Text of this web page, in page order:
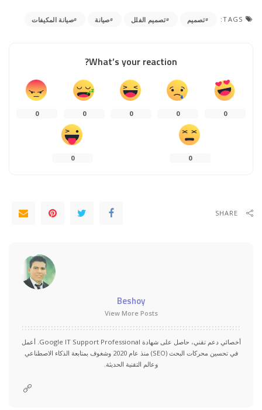
TAGS: تصميم تصميم الفلل صيانة صيانة المكيفات
What’s your reaction?
0
0
0
0
0
0
0
SHARE
Beshoy
View More Posts
أخصائي دعم تقني، حاصل على شهادة Google IT Support Professional. أعمل
في تحسين محركات البحث (SEO) منذ عام 2020 وشغوف بمتابعة الذكاء الاصطناعي
وعالم التقنية الحديثة.